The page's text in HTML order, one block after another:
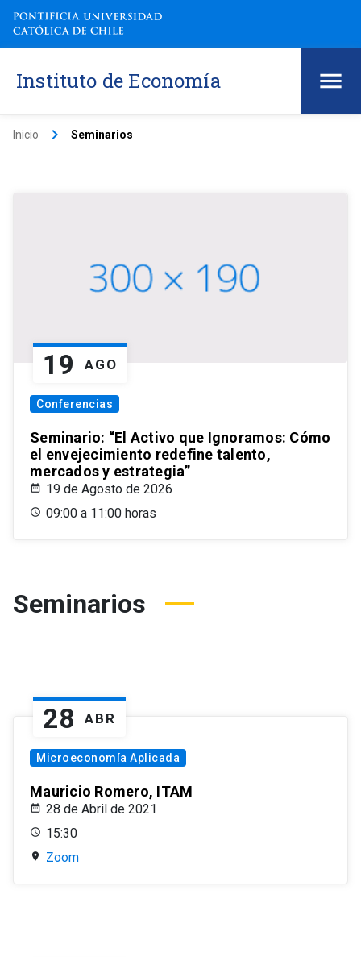
Instituto de Economía
Inicio keyboard_arrow_right Seminarios
19 AGO
Conferencias
Seminario: “El Activo que Ignoramos: Cómo
el envejecimiento redefine talento,
mercados y estrategia”
19 de Agosto de 2026
09:00 a 11:00 horas
Seminarios
28 ABR
Microeconomía Aplicada
Mauricio Romero, ITAM
28 de Abril de 2021
15:30
Zoom